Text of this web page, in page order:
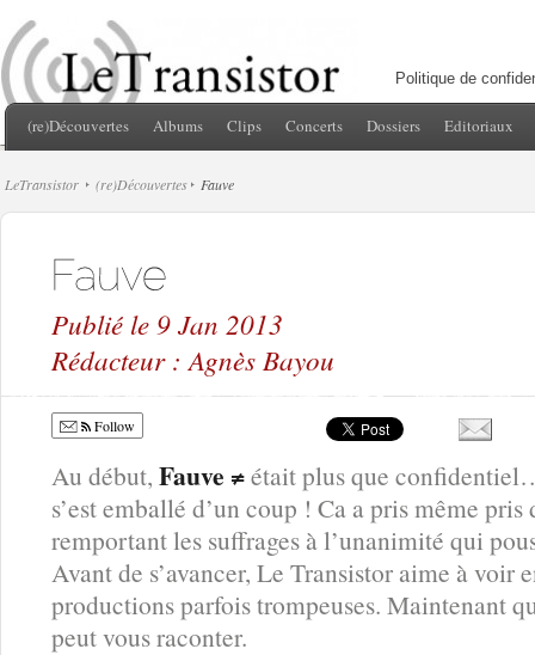
Politique de
(re)Découvertes Albums Clips Concerts Dossiers Editoriaux
LeTransistor (re)Découvertes Fauve
Publié le 9 Jan 2013
Rédacteur : Agnès Bayou
Follow
Au début, Fauve ≠était plus que
s’est emballé d’un coup ! Ca a pris même
remportant les suffrages à l’unanimité qui
Avant de s’avancer, Le Transistor aime à voir
productions parfois trompeuses. Maintenant
peut vous raconter.